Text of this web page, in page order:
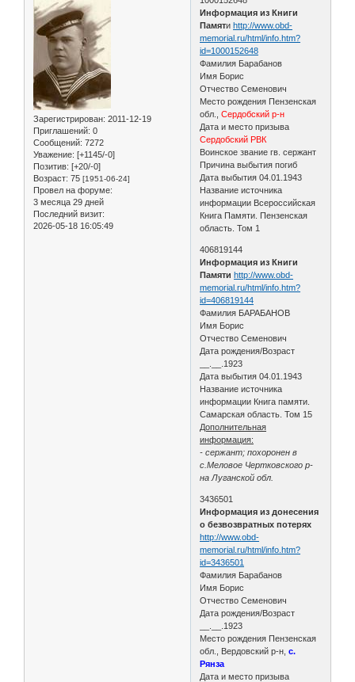
Зарегистрирован: 2011-12-19
Приглашений: 0
Сообщений: 7272
Уважение: [+1145/-0]
Позитив: [+20/-0]
Возраст: 75 [1951-06-24]
Провел на форуме:
3 месяца 29 дней
Последний визит:
2026-05-18 16:05:49
Информация из Книги
Памятиhttp://www.obd-
memorial.ru/html/info.htm?
id=1000152648
Фамилия Барабанов
Имя Борис
Отчество Семенович
Место рождения Пензенская
обл.,Сердобский р-н
Дата и место призыва
Сердобский РВК
Воинское звание гв. сержант
Причина выбытия погиб
Дата выбытия 04.01.1943
Название источника
информации Всероссийская
Книга Памяти. Пензенская
область. Том 1
406819144
Информация из Книги
Памяти http://www.obd-
memorial.ru/html/info.htm?
id=406819144
Фамилия БАРАБАНОВ
Имя Борис
Отчество Семенович
Дата рождения/Возраст
__.__.1923
Дата выбытия 04.01.1943
Название источника
информации Книга памяти.
Самарская область. Том 15
Дополнительная
информация:
- сержант; похоронен в
с.Меловое Чертковского р-
на Луганской обл.
3436501
Информация из донесения
о безвозвратных потерях
http://www.obd-
memorial.ru/html/info.htm?
id=3436501
Фамилия Барабанов
Имя Борис
Отчество Семенович
Дата рождения/Возраст
__.__.1923
Место рождения Пензенская
обл., Вердовский р-н,с.
Рянза
Дата и место призыва